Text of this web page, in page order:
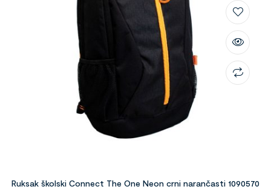
Ruksak školski Connect The One Neon crni narančasti 1090570